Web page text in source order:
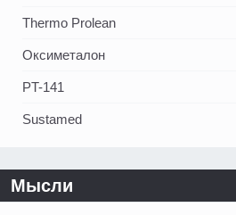
Thermo Prolean
Оксиметалон
PT-141
Sustamed
Мысли